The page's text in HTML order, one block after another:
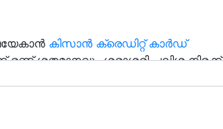
കിസാന്‍ ക്രെഡിറ്റ് കാര്‍ഡ്
ശതമാനവും ശരാശരി പലിശ നിരക്ക്